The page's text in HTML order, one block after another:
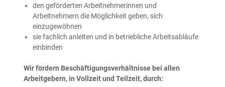
den geförderten Arbeitnehmerinnen und
Arbeitnehmern die Möglichkeit geben, sich
einzugewöhnen
sie fachlich anleiten und in betriebliche Arbeitsabläufe
einbinden
Wir fördern Beschäftigungsverhältnisse bei allen
Arbeitgebern, in Vollzeit und Teilzeit, durch: